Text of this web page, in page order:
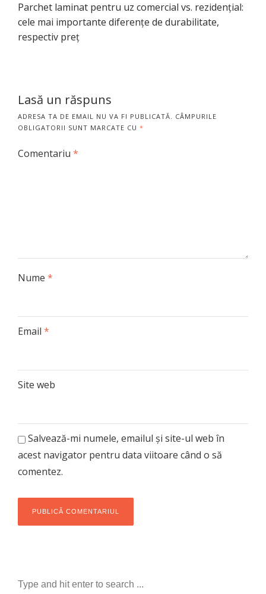
Parchet laminat pentru uz comercial vs. rezidențial:
cele mai importante diferențe de durabilitate,
respectiv preț
Lasă un răspuns
ADRESA TA DE EMAIL NU VA FI PUBLICATĂ. CÂMPURILE
OBLIGATORII SUNT MARCATE CU *
Comentariu *
Nume *
Email *
Site web
Salvează-mi numele, emailul și site-ul web în
acest navigator pentru data viitoare când o să
comentez.